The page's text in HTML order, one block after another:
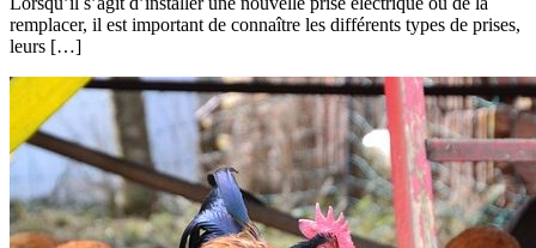
remplacer, il est important de connaître les différents types de prises,
leurs […]